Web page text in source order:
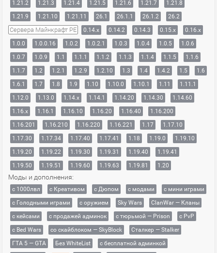
1.21.2
1.21.3 1.21.4 1.21.5 1.21.6 1.21.7
1.21.8
1.21.9
1.21.10 1.21.11 26.1 26.1.1 26.1.2 26.2
Сервера Майнкрафт PE 0.14.x 0.14.2 0.14.3 0.15.x
0.16.x
1.0.0
1.0.0.16 1.0.2 1.0.2.1 1.0.3 1.0.4 1.0.5
1.0.6
1.0.7
1.0.9 1.1 1.1.1 1.1.2 1.1.3 1.1.4 1.1.5
1.1.6
1.1.7
1.2 1.2.1 1.2.9 1.2.10 1.3 1.4 1.4.2 1.5
1.6
1.6.1
1.7 1.8 1.9 1.10 1.10.0 1.10.1 1.11
1.11.1
1.12.0
1.13.0 1.14.x 1.14.1 1.14.20 1.14.30
1.14.60
1.16.x
1.16.1 1.16.10 1.16.20 1.16.40
1.16.200
1.16.201
1.16.210 1.16.220 1.16.221 1.17
1.17.10
1.17.30
1.17.34 1.17.40 1.17.41 1.18 1.19.0
1.19.10
1.19.20
1.19.22 1.19.30 1.19.31 1.19.40
1.19.41
1.19.50
1.19.51 1.19.60 1.19.63 1.19.81 1.20
Моды и дополнения:
с 1000лвл c Креативом с Дюпом с модами
с мини играми
с Голодными играми
с оружием Sky Wars
ClanWar — Кланы
с кейсами
с продажей админок с тюрьмой — Prison
с PvP
с Bed Wars
со скайблоком — SkyBlock
Сталкер — Stalker
ГТА 5 — GTA
Без WhiteList
с бесплатной админкой